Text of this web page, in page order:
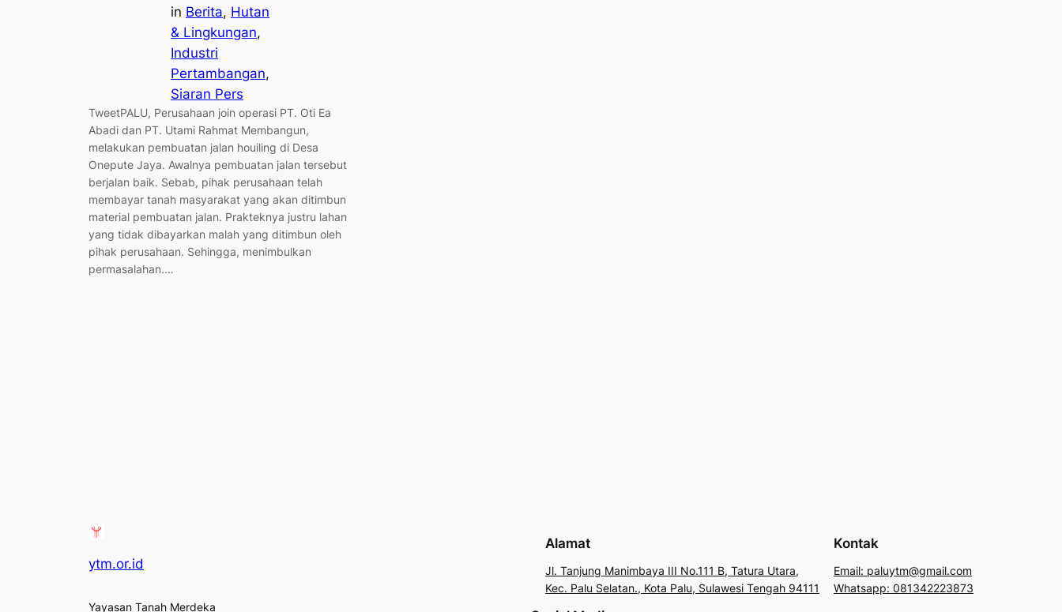
in Berita, Hutan
& Lingkungan
Industri
Pertambangan
Siaran Pers
TweetPALU, Perusahaan join operasi PT. Oti Ea
Abadi dan PT. Utami Rahmat Membangun,
melakukan pembuatan jalan houiling di Desa
Onepute Jaya. Awalnya pembuatan jalan tersebut
berjalan baik. Sebab, pihak perusahaan telah
membayar tanah masyarakat yang akan ditimbun
material pembuatan jalan. Prakteknya justru lahan
yang tidak dibayarkan malah yang ditimbun oleh
pihak perusahaan. Sehingga, menimbulkan
permasalahan.…
ytm.or.id
Yayasan Tanah Merdeka
Alamat
Jl. Tanjung Manimbaya III No.111 B, Tatura Utara,
Kec. Palu Selatan., Kota Palu, Sulawesi Tengah 94111
Kontak
Email: paluytm@gmail.com
Whatsapp: 081342223873